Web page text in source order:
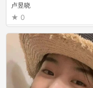
卢昱晓
0